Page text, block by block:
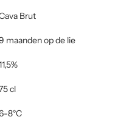
Brut
maanden op de lie
cl
8°C